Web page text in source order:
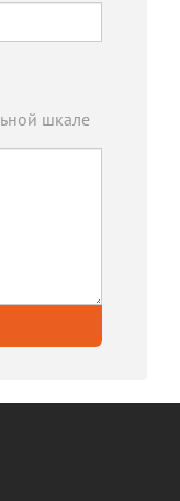
шкале